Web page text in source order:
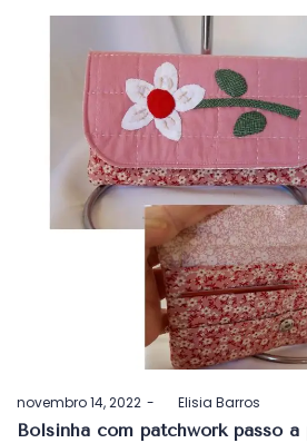
Postado
em
novembro 14, 2022 byElisia Barros
Bolsinha com patchwork passo a